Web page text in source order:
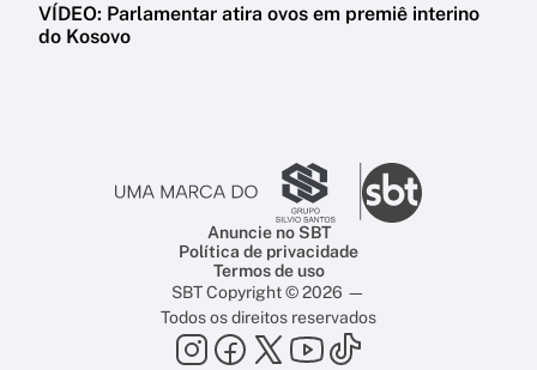
VÍDEO: Parlamentar atira ovos em premiê interino
do Kosovo
Anuncie no SBT
Política de privacidade
Termos de uso
SBT Copyright © 2026 —
Todos os direitos reservados